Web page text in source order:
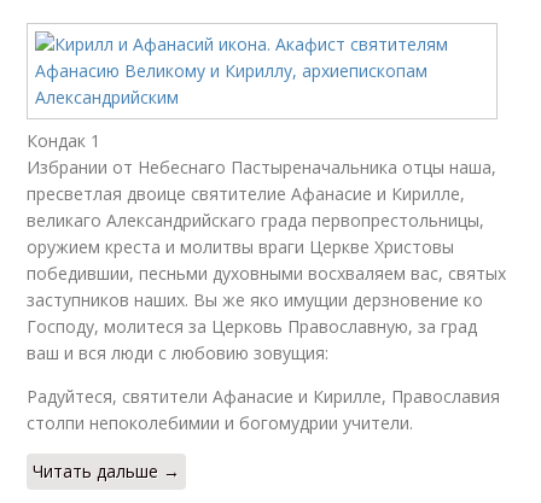
Кондак 1
Избрании от Небеснаго Пастыреначальника отцы наша,
пресветлая двоице святителие Афанасие и Кирилле,
великаго Александрийскаго града первопрестольницы,
оружием креста и молитвы враги Церкве Христовы
победившии, песньми духовными восхваляем вас, святых
заступников наших. Вы же яко имущии дерзновение ко
Господу, молитеся за Церковь Православную, за град
ваш и вся люди с любовию зовущия:
Радуйтеся, святители Афанасие и Кирилле, Православия
столпи непоколебимии и богомудрии учители.
Читать дальше →